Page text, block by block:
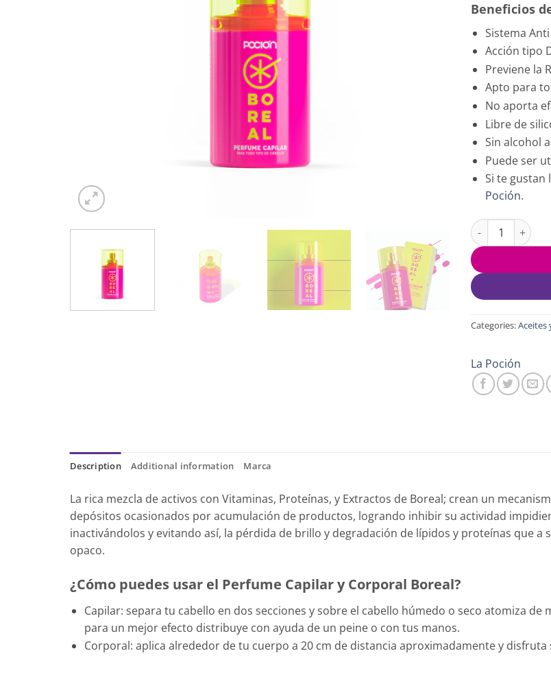
Beneficios
Sistema
Acción tipo
Previene la
Apto para
No aporta
Libre de
Sin alcohol
Puede ser
Si te gustan
Poción.
Perfume Capilar
Categories:Aceites
La Poción
Description Additional information Marca
La rica mezcla de activos con Vitaminas, Proteínas, y Extractos de Boreal; crean un
depósitos ocasionados por acumulación de productos, logrando inhibir su actividad
inactivándolos y evitando así, la pérdida de brillo y degradación de lípidos y proteínas que a
opaco.
¿Cómo puedes usar el Perfume Capilar y Corporal Boreal?
Capilar: separa tu cabello en dos secciones y sobre el cabello húmedo o seco atomiza
para un mejor efecto distribuye con ayuda de un peine o con tus manos.
Corporal: aplica alrededor de tu cuerpo a 20 cm de distancia aproximadamente y disfruta